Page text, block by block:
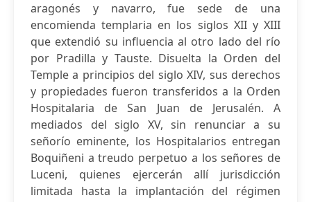
aragonés y navarro, fue sede de una
encomienda templaria en los siglos XII y XIII
que extendió su influencia al otro lado del río
por Pradilla y Tauste. Disuelta la Orden del
Temple a principios del siglo XIV, sus derechos
y propiedades fueron transferidos a la Orden
Hospitalaria de San Juan de Jerusalén. A
mediados del siglo XV, sin renunciar a su
señorío eminente, los Hospitalarios entregan
Boquiñeni a treudo perpetuo a los señores de
Luceni, quienes ejercerán allí jurisdicción
limitada hasta la implantación del régimen